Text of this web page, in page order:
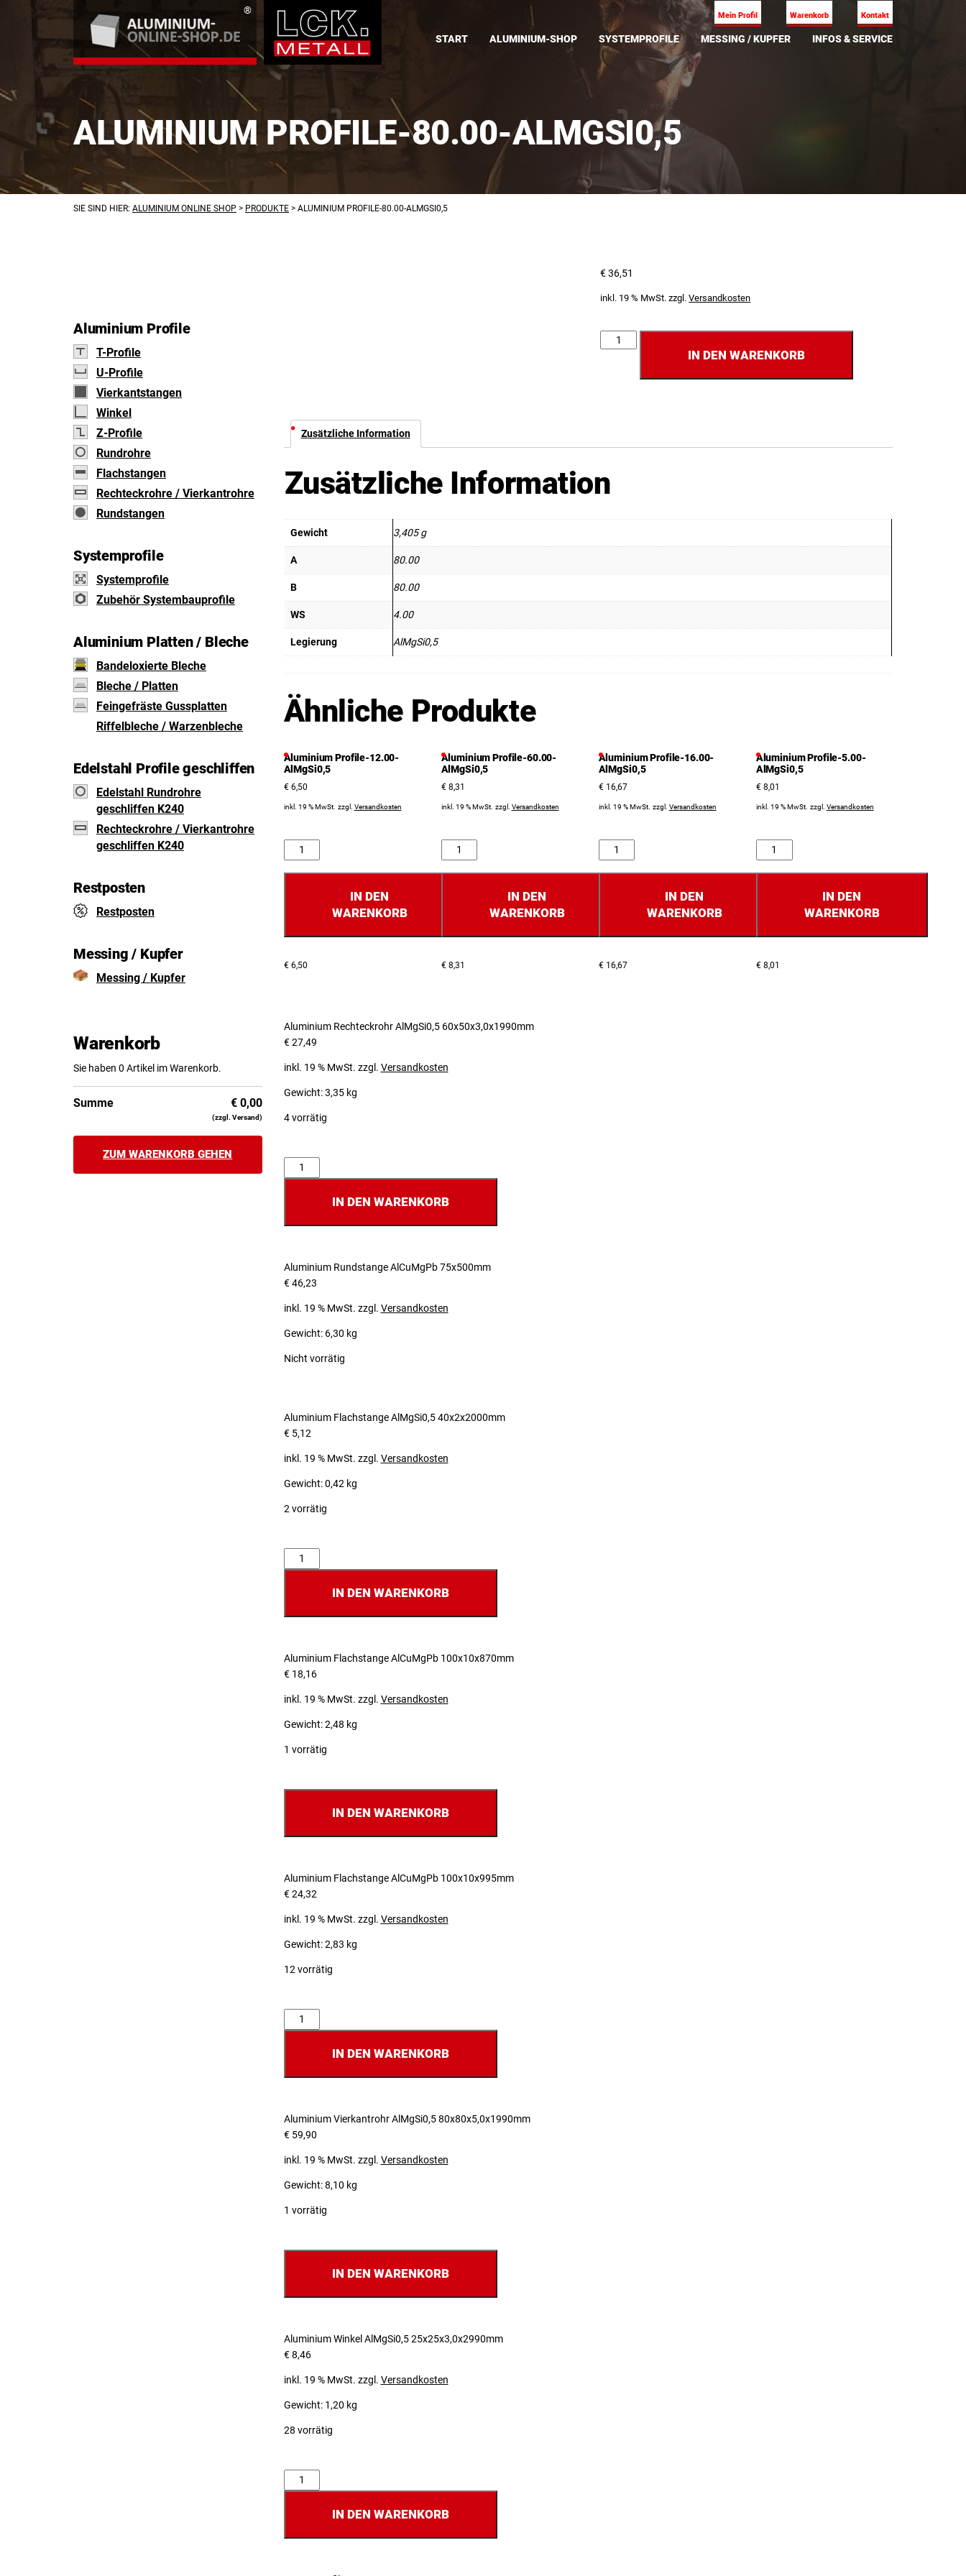
Mein Profil Warenkorb Kontakt
START ALUMINIUM-SHOP SYSTEMPROFILE MESSING / KUPFER INFOS & SERVICE
ALUMINIUM PROFILE-80.00-ALMGSI0,5
SIE SIND HIER: ALUMINIUM ONLINE SHOP > PRODUKTE > ALUMINIUM PROFILE-80.00-ALMGSI0,5
€36,51
inkl. 19 % MwSt. zzgl.Versandkosten
Anzahl
IN DEN WARENKORB
Zusätzliche Information
Zusätzliche Information
Gewicht 3,405 g
A 80.00
B 80.00
WS 4.00
Legierung AlMgSi0,5
Ähnliche Produkte
Aluminium Profile-12.00-
AlMgSi0,5
€6,50
inkl. 19 % MwSt. zzgl. Versandkosten
Anzahl
IN DEN
WARENKORB
€6,50
Aluminium Profile-60.00-
AlMgSi0,5
€8,31
inkl. 19 % MwSt. zzgl. Versandkosten
Anzahl
IN DEN
WARENKORB
€8,31
Aluminium Profile-16.00-
AlMgSi0,5
€16,67
inkl. 19 % MwSt. zzgl. Versandkosten
Anzahl
IN DEN
WARENKORB
€16,67
Aluminium Profile-5.00-
AlMgSi0,5
€8,01
inkl. 19 % MwSt. zzgl. Versandkosten
Anzahl
IN DEN
WARENKORB
€8,01
Aluminium Rechteckrohr AlMgSi0,5 60x50x3,0x1990mm
€27,49
inkl. 19 % MwSt. zzgl. Versandkosten
Gewicht: 3,35 kg
4 vorrätig
Anzahl
IN DEN WARENKORB
Aluminium Rundstange AlCuMgPb 75x500mm
€46,23
inkl. 19 % MwSt. zzgl. Versandkosten
Gewicht: 6,30 kg
Nicht vorrätig
Aluminium Flachstange AlMgSi0,5 40x2x2000mm
€5,12
inkl. 19 % MwSt. zzgl. Versandkosten
Gewicht: 0,42 kg
2 vorrätig
Anzahl
IN DEN WARENKORB
Aluminium Flachstange AlCuMgPb 100x10x870mm
€18,16
inkl. 19 % MwSt. zzgl. Versandkosten
Gewicht: 2,48 kg
1 vorrätig
IN DEN WARENKORB
Aluminium Flachstange AlCuMgPb 100x10x995mm
€24,32
inkl. 19 % MwSt. zzgl. Versandkosten
Gewicht: 2,83 kg
12 vorrätig
Anzahl
IN DEN WARENKORB
Aluminium Vierkantrohr AlMgSi0,5 80x80x5,0x1990mm
€59,90
inkl. 19 % MwSt. zzgl. Versandkosten
Gewicht: 8,10 kg
1 vorrätig
IN DEN WARENKORB
Aluminium Winkel AlMgSi0,5 25x25x3,0x2990mm
€8,46
inkl. 19 % MwSt. zzgl. Versandkosten
Gewicht: 1,20 kg
28 vorrätig
Anzahl
IN DEN WARENKORB
Aluminium Profile
T-Profile
U-Profile
Vierkantstangen
Winkel
Z-Profile
Rundrohre
Flachstangen
Rechteckrohre / Vierkantrohre
Rundstangen
Systemprofile
Systemprofile
Zubehör Systembauprofile
Aluminium Platten / Bleche
Bandeloxierte Bleche
Bleche / Platten
Feingefräste Gussplatten
Riffelbleche / Warzenbleche
Edelstahl Profile geschliffen
Edelstahl Rundrohre
geschliffen K240
Rechteckrohre / Vierkantrohre
geschliffen K240
Restposten
Restposten
Messing / Kupfer
Messing / Kupfer
Warenkorb
Sie haben 0 Artikel im Warenkorb.
Summe €0,00
(zzgl. Versand)
ZUM WARENKORB GEHEN